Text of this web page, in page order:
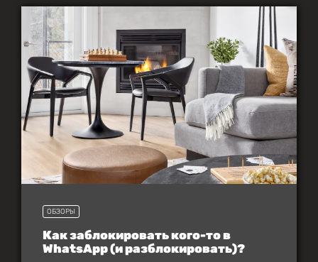
ОБЗОРЫ
Как заблокировать кого-то в
WhatsApp (и разблокировать)?